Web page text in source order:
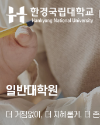
일반대학원